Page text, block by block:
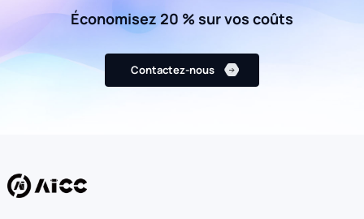
Économisez 20 % sur vos coûts
Contactez-nous